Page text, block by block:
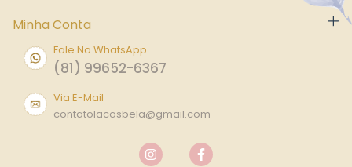
Minha Conta
Fale No WhatsApp
(81) 99652-6367
Via E-Mail
contatolacosbela@gmail.com